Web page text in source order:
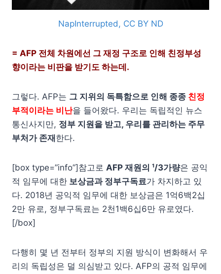
NapInterrupted, CC BY ND
= AFP 전체 차원에선 그 재정 구조로 인해 친정부성
향이라는 비판을 받기도 하는데.
그렇다. AFP는 그 지위의 독특함으로 인해 종종 친정
부적이라는 비난을 들어왔다. 우리는 독립적인 뉴스
통신사지만, 정부 지원을 받고, 우리를 관리하는 주무
부처가 존재한다.
[box type=”info”]참고로 AFP 재원의 ¹/3가량은 공익
적 임무에 대한 보상금과 정부구독료가 차지하고 있
다. 2018년 공익적 임무에 대한 보상금은 1억6백2십
2만 유로, 정부구독료는 2천1백6십6만 유로였다.
[/box]
다행히 몇 년 전부터 정부의 지원 방식이 변화해서 우
리의 독립성은 덜 의심받고 있다. AFP의 공적 임무에